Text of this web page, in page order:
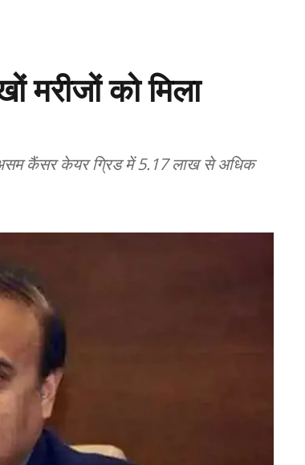
को मिला
कैंसर केयर ग्रिड में 5.17 लाख से अधिक